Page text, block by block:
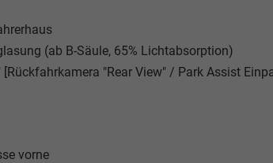
(ab B-Säule, 65% Lichtabsorption)
[Rückfahrkamera "Rear View" / Park Assist
vorne